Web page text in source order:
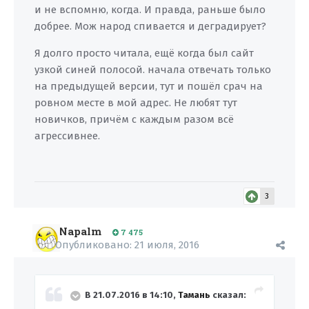
и не вспомню, когда. И правда, раньше было
добрее. Мож народ спивается и деградирует?
Я долго просто читала, ещё когда был сайт
узкой синей полосой. начала отвечать только
на предыдущей версии, тут и пошёл срач на
ровном месте в мой адрес. Не любят тут
новичков, причём с каждым разом всё
агрессивнее.
3
Napalm 7 475
Опубликовано: 21 июля, 2016
В 21.07.2016 в 14:10, Тамань сказал: